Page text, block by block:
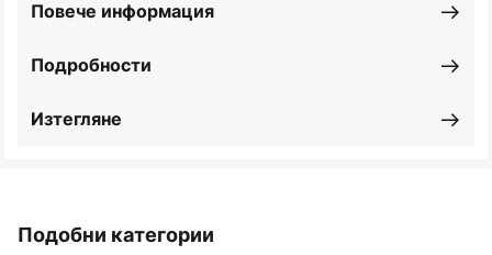
Подробности
Повече информация
Изтегляне
Подобни категории